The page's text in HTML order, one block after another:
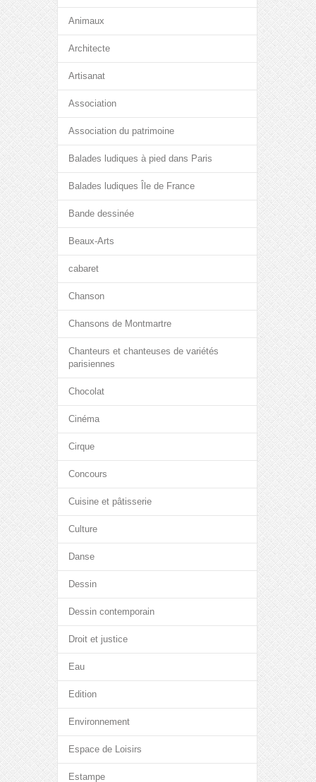
Animaux
Architecte
Artisanat
Association
Association du patrimoine
Balades ludiques à pied dans Paris
Balades ludiques Île de France
Bande dessinée
Beaux-Arts
cabaret
Chanson
Chansons de Montmartre
Chanteurs et chanteuses de variétés
parisiennes
Chocolat
Cinéma
Cirque
Concours
Cuisine et pâtisserie
Culture
Danse
Dessin
Dessin contemporain
Droit et justice
Eau
Edition
Environnement
Espace de Loisirs
Estampe